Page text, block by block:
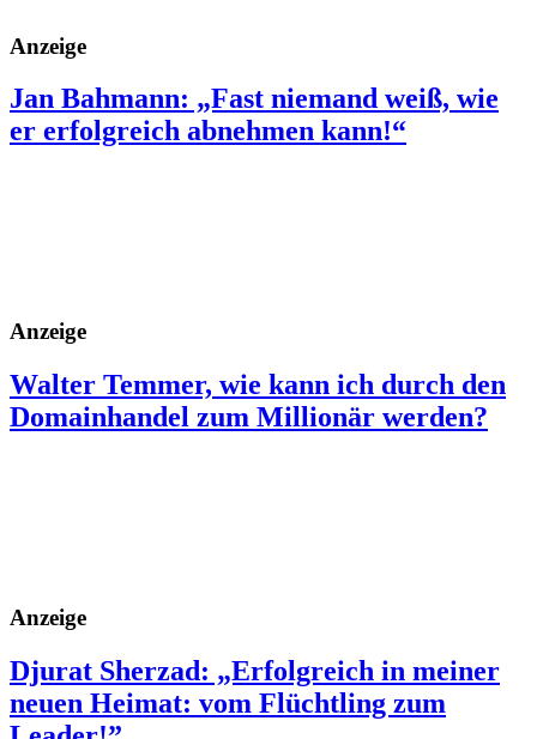
Anzeige
Jan Bahmann: „Fast niemand weiß, wie
er erfolgreich abnehmen kann!“
Anzeige
Walter Temmer, wie kann ich durch den
Domainhandel zum Millionär werden?
Anzeige
Djurat Sherzad: „Erfolgreich in meiner
neuen Heimat: vom Flüchtling zum